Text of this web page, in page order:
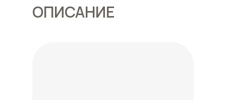
ОПИСАНИЕ